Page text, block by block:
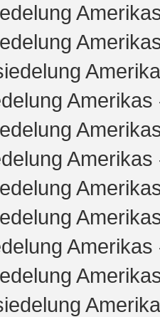
Amerikas
Amerikas
Amerikas